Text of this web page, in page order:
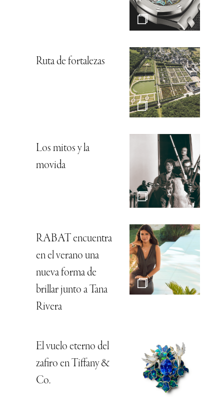
Ruta de fortalezas
Los mitos y la
movida
RABAT encuentra
en el verano una
nueva forma de
brillar junto a Tana
Rivera
El vuelo eterno del
zafiro en Tiffany &
Co.